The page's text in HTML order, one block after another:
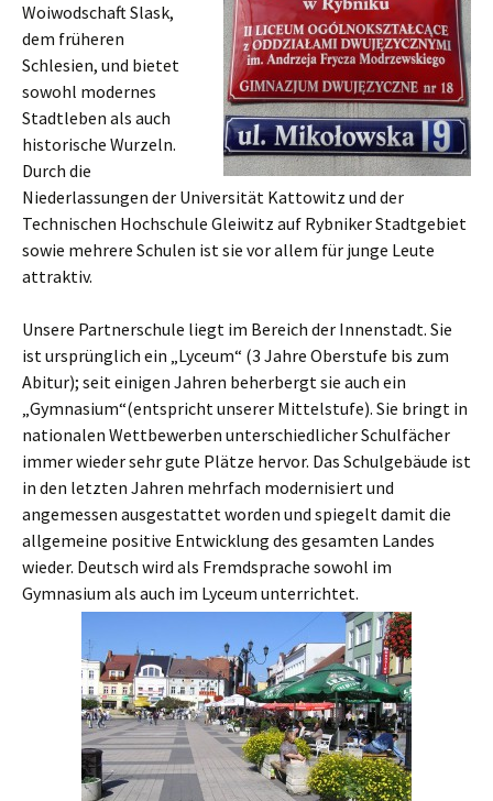
Woiwodschaft Slask,
dem früheren
Schlesien, und bietet
sowohl modernes
Stadtleben als auch
historische Wurzeln.
Durch die
Niederlassungen der Universität Kattowitz und der
Technischen Hochschule Gleiwitz auf Rybniker Stadtgebiet
sowie mehrere Schulen ist sie vor allem für junge Leute
attraktiv.
Unsere Partnerschule liegt im Bereich der Innenstadt. Sie
ist ursprünglich ein „Lyceum“ (3 Jahre Oberstufe bis zum
Abitur); seit einigen Jahren beherbergt sie auch ein
„Gymnasium“(entspricht unserer Mittelstufe). Sie bringt in
nationalen Wettbewerben unterschiedlicher Schulfächer
immer wieder sehr gute Plätze hervor. Das Schulgebäude ist
in den letzten Jahren mehrfach modernisiert und
angemessen ausgestattet worden und spiegelt damit die
allgemeine positive Entwicklung des gesamten Landes
wieder. Deutsch wird als Fremdsprache sowohl im
Gymnasium als auch im Lyceum unterrichtet.